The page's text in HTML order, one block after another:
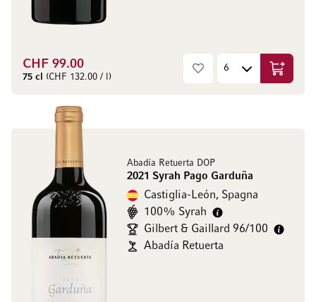
CHF 99.00
75 cl (CHF 132.00 / l)
Abadía Retuerta DOP
2021 Syrah Pago Garduña
Castiglia-León, Spagna
100% Syrah
Gilbert & Gaillard 96/100
Abadía Retuerta